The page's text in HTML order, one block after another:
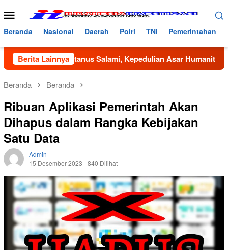
ke
konten
Menu
Mobile
Beranda Nasional Daerah Polri TNI Pemerintahan
Berita Lainnya
Bustanus Salami, Kepedulian Asar Humanity dan
Beranda Beranda
Ribuan Aplikasi Pemerintah Akan
Dihapus dalam Rangka Kebijakan
Satu Data
Admin
15 Desember 2023
840 Dilihat